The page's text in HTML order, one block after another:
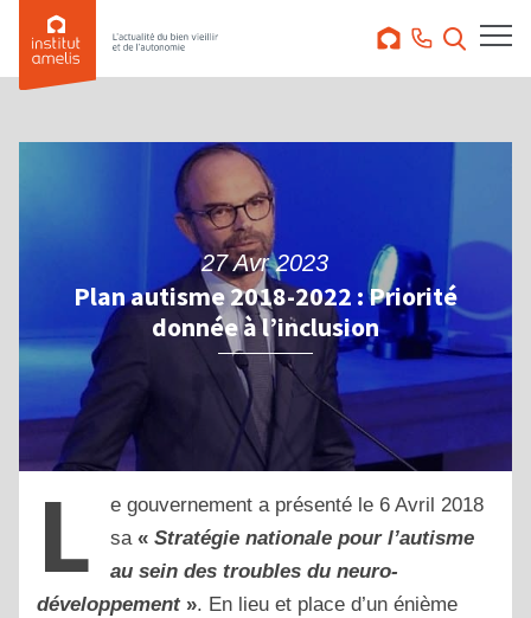
27 Avr 2023
Plan autisme 2018-2022 : Priorité
donnée à l’inclusion
L
e gouvernement a présenté le 6 Avril 2018
sa « Stratégie nationale pour l’autisme
au sein des troubles du neuro-
développement ». En lieu et place d’un énième